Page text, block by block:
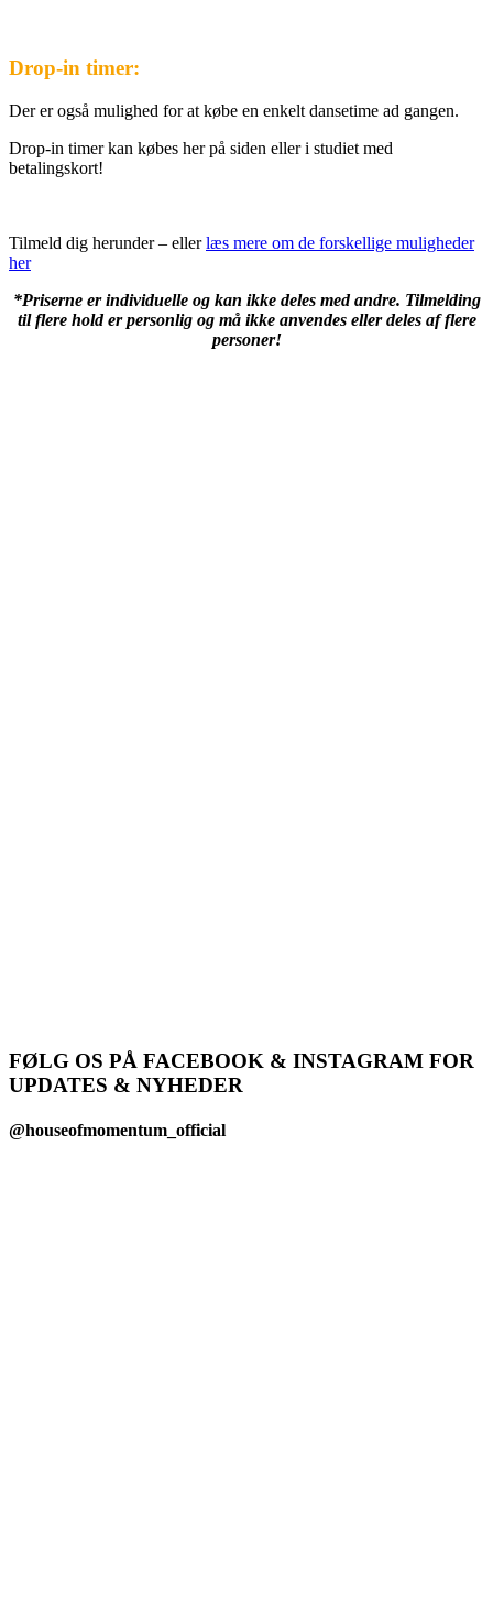
Drop-in timer:
Der er også mulighed for at købe en enkelt dansetime ad gangen.
Drop-in timer kan købes her på siden eller i studiet med
betalingskort!
Tilmeld dig herunder – ellerlæs mere om de forskellige muligheder
her
*Priserne er individuelle og kan ikke deles med andre. Tilmelding
til flere hold er personlig og må ikke anvendes eller deles af flere
personer!
FØLG OS PÅ FACEBOOK & INSTAGRAM FOR
UPDATES & NYHEDER
@houseofmomentum_official